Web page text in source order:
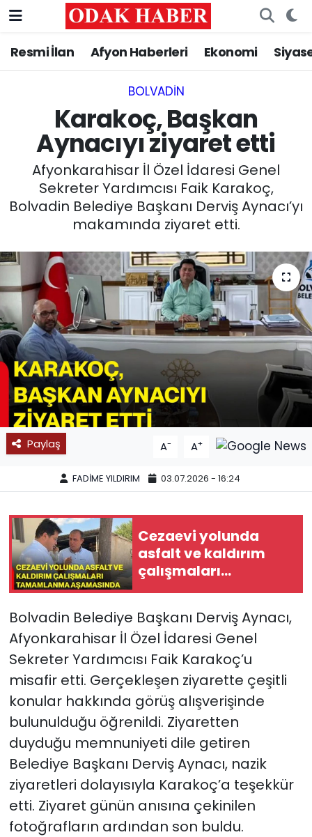
Resmi İlan Afyon Haberleri Ekonomi
BOLVADIN
Karakoç, Başkan
Aynacıyı ziyaret etti
Afyonkarahisar İl Özel İdaresi Genel
Sekreter Yardımcısı Faik Karakoç,
Bolvadin Belediye Başkanı Derviş Aynacı’yı
makamında ziyaret etti.
Paylaş A- A+
FADİME YILDIRIM 03.07.2026 - 16:24
Cezaevi yolunda
asfalt ve kaldırım
çalışmaları
tamamlanma
Bolvadin Belediye Başkanı Derviş Aynacı,
Afyonkarahisar İl Özel İdaresi Genel
Sekreter Yardımcısı Faik Karakoç’u
misafir etti. Gerçekleşen ziyarette çeşitli
konular hakkında görüş alışverişinde
bulunulduğu öğrenildi. Ziyaretten
duyduğu memnuniyeti dile getiren
Belediye Başkanı Derviş Aynacı, nazik
ziyaretleri dolayısıyla Karakoç’a teşekkür
etti. Ziyaret günün anısına çekinilen
fotoğrafların ardından son buldu.
AFYONKARAHİSAR HABERLERİ
ASAYİŞ
GÜNCEL
SİYASET
EĞİTİM
MAGAZİN
SAĞLIK
SPOR
11:11 MANŞET
Nöbetçi Eczaneler
Trafik Durumu
Süper Lig Puan Durumu ve Fikstür
Tüm Manşetler
Son Dakika Haberleri
Haber Arşivi